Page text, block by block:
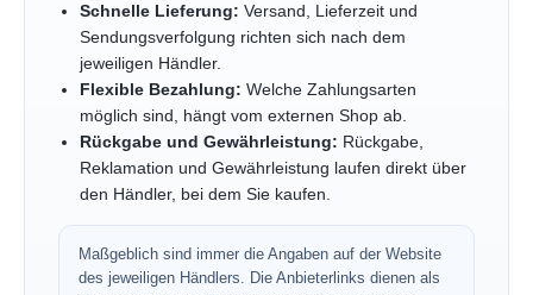
Schnelle Lieferung: Versand, Lieferzeit und
Sendungsverfolgung richten sich nach dem
jeweiligen Händler.
Flexible Bezahlung: Welche Zahlungsarten
möglich sind, hängt vom externen Shop ab.
Rückgabe und Gewährleistung: Rückgabe,
Reklamation und Gewährleistung laufen direkt über
den Händler, bei dem Sie kaufen.
Maßgeblich sind immer die Angaben auf der Website
des jeweiligen Händlers. Die Anbieterlinks dienen als